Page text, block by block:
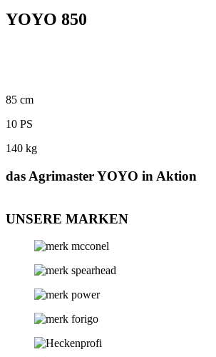
YOYO 850
85 cm
10 PS
140 kg
das Agrimaster YOYO in Aktion
UNSERE MARKEN